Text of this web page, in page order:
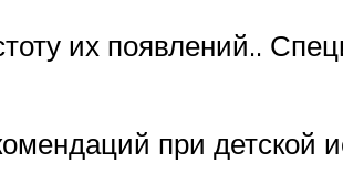
их появлений..
при детской